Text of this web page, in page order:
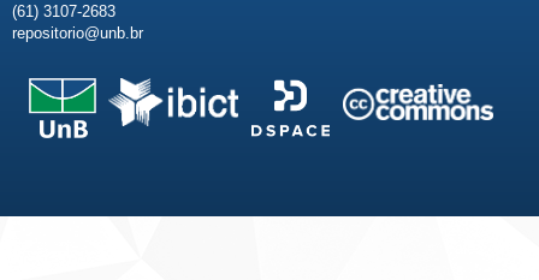
(61) 3107-2683
repositorio@unb.br